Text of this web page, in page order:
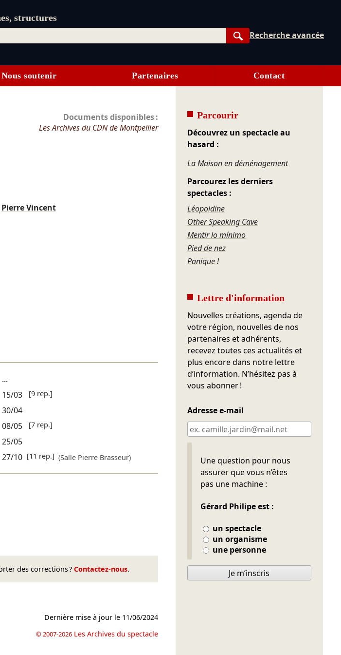
structures
Rechercher
Recherche avancée
Nous soutenir Partenaires Contact
Documents disponibles :
Les Archives du CDN de Montpellier
Pierre Vincent
15/03 [9 rep.]
30/04
08/05 [7 rep.]
25/05
27/10 [11 rep.] (Salle Pierre Brasseur)
des corrections ? Contactez-nous.
Dernière mise à jour le 11/06/2024
© 2007-2026 Les Archives du spectacle
Parcourir
Découvrez un spectacle au
hasard :
La Maison en déménagement
Parcourez les derniers
spectacles :
Léopoldine
Other Speaking Cave
Mentir lo mínimo
Pied de nez
Panique !
Lettre d'information
Nouvelles créations, agenda de
votre région, nouvelles de nos
partenaires et adhérents,
recevez toutes ces actualités et
plus encore dans notre lettre
d’information. N’hésitez pas à
vous abonner !
Adresse e-mail
Une question pour nous
assurer que vous n’êtes
pas une machine :
Gérard Philipe est :
un spectacle
un organisme
une personne
Ne pas remplir
Je m’inscris